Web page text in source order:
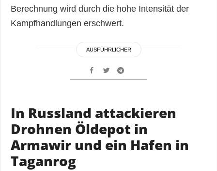
Berechnung wird durch die hohe Intensität der
Kampfhandlungen erschwert.
AUSFÜHRLICHER
In Russland attackieren
Drohnen Öldepot in
Armawir und ein Hafen in
Taganrog